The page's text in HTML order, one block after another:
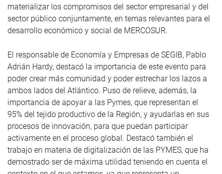
materializar los compromisos del sector empresarial y del
sector público conjuntamente, en temas relevantes para el
desarrollo económico y social de MERCOSUR.
El responsable de Economía y Empresas de SEGIB, Pablo
Adrián Hardy, destacó la importancia de este evento para
poder crear más comunidad y poder estrechar los lazos a
ambos lados del Atlántico. Puso de relieve, además, la
importancia de apoyar a las Pymes, que representan el
95% del tejido productivo de la Región, y ayudarlas en sus
procesos de innovación, para que puedan participar
activamente en el proceso global. Destacó también el
trabajo en materia de digitalización de las PYMES, que ha
demostrado ser de máxima utilidad teniendo en cuenta el